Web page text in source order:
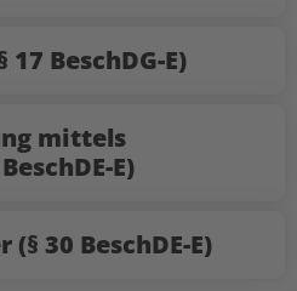
BeschDG-E)
mittels
E)
30 BeschDE-E)